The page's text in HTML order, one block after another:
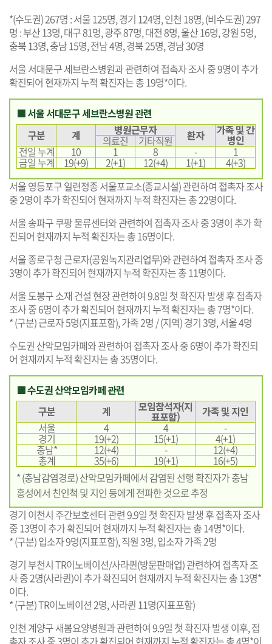
*(수도권) 267명 : 서울 125명, 경기 124명, 인천 18명, (비수도권) 297
명 : 부산 13명, 대구 81명, 광주 87명, 대전 8명, 울산 16명, 강원 5명,
충북 13명, 충남 15명, 전남 4명, 경북 25명, 경남 30명
서울 서대문구 세브란스병원과 관련하여 접촉자 조사 중 9명이 추가
확진되어 현재까지 누적 확진자는 총 19명*이다.
■ 서울 서대문구 세브란스병원 관련
구분
계 병원근무자 환자 가족 및 간
병인
의료진 기타직원
전일 누계 10 1 8 - 1
금일 누계 19(+9) 2(+1) 12(+4) 1(+1)
4(+3)
서울 영등포구 일련정종 서울포교소(종교시설) 관련하여 접촉자 조사
중 2명이 추가 확진되어 현재까지 누적 확진자는 총 22명이다.
서울 송파구 쿠팡 물류센터와 관련하여 접촉자 조사 중 3명이 추가 확
진되어 현재까지 누적 확진자는 총 16명이다.
서울 종로구청 근로자(공원녹지관리업무)와 관련하여 접촉자 조사 중
3명이 추가 확진되어 현재까지 누적 확진자는 총 11명이다.
서울 도봉구 소재 건설 현장 관련하여 9.8일 첫 확진자 발생 후 접촉자
조사 중 6명이 추가 확진되어 현재까지 누적 확진자는 총 7명*이다.
* (구분) 근로자 5명(지표포함), 가족 2명 / (지역) 경기 3명, 서울 4명
수도권 산악모임카페와 관련하여 접촉자 조사 중 6명이 추가 확진되
어 현재까지 누적 확진자는 총 35명이다.
■ 수도권 산악모임카페 관련
구분
계 모임참석자(지
표포함)
가족 및 지인
서울
4 4 -
경기 19(+2) 15(+1) 4(+1)
충남* 12(+4) - 12(+4)
총계 35(+6) 19(+1)
16(+5)
* (충남감염경로) 산악모임카페에서 감염된 선행 확진자가 충남
홍성에서 친인척 및 지인 등에게 전파한 것으로 추정
경기 이천시 주간보호센터 관련 9.9일 첫 확진자 발생 후 접촉자 조사
중 13명이 추가 확진되어 현재까지 누적 확진자는 총 14명*이다.
* (구분) 입소자 9명(지표포함), 직원 3명, 입소자 가족 2명
경기 부천시 TR이노베이션/사라퀸(방문판매업) 관련하여 접촉자 조
사 중 2명(사라퀸)이 추가 확진되어 현재까지 누적 확진자는 총 13명*
이다.
* (구분) TR이노베이션 2명, 사라퀸 11명(지표포함)
인천 계양구 새봄요양병원과 관련하여 9.9일 첫 확진자 발생 이후, 접
촉자 조사 중 3명이 추가 확진되어 현재까지 누적 확진자는 총 4명*이